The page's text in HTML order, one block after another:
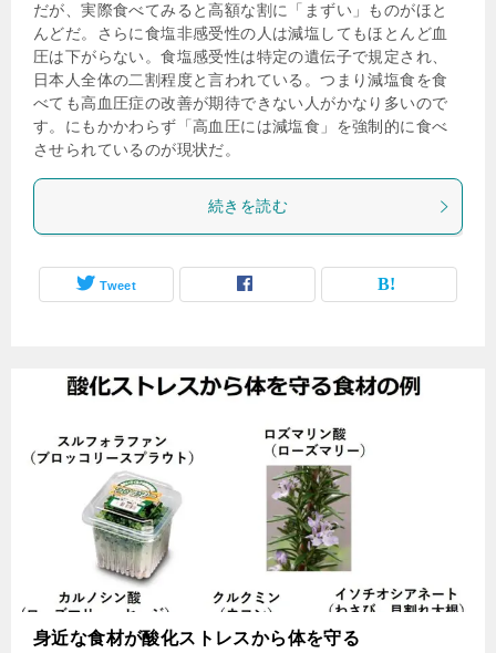
だが、実際食べてみると高額な割に「まずい」ものがほと
んどだ。さらに食塩非感受性の人は減塩してもほとんど血
圧は下がらない。食塩感受性は特定の遺伝子で規定され、
日本人全体の二割程度と言われている。つまり減塩食を食
べても高血圧症の改善が期待できない人がかなり多いので
す。にもかかわらず「高血圧には減塩食」を強制的に食べ
させられているのが現状だ。
続きを読む
Tweet
身近な食材が酸化ストレスから体を守る